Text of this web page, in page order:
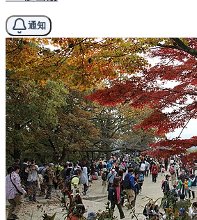
通知